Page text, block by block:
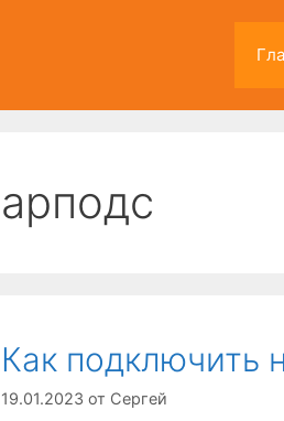
арподс
Как подключить
19.01.2023 от Сергей